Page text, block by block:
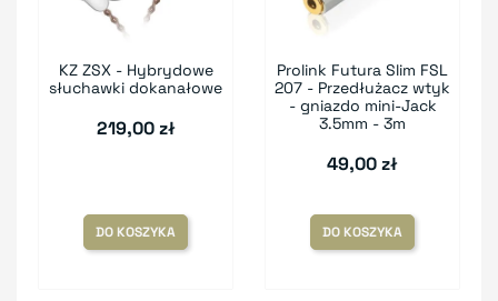
KZ ZSX - Hybrydowe
słuchawki dokanałowe
219,00 zł
DO KOSZYKA
Prolink Futura Slim FSL
207 - Przedłużacz wtyk
- gniazdo mini-Jack
3.5mm - 3m
49,00 zł
DO KOSZYKA